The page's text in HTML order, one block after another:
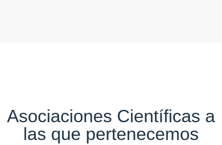
Asociaciones Científicas a
las que pertenecemos